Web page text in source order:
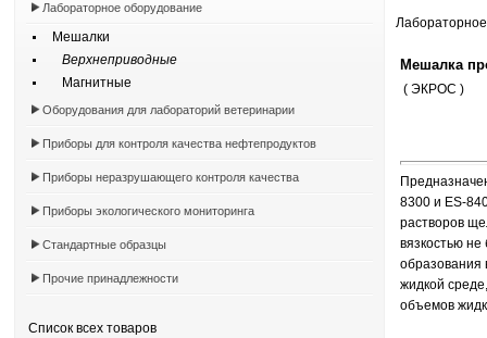
Лабораторное оборудование
Мешалки
Верхнеприводные
Магнитные
Оборудования для лабораторий ветеринарии
Приборы для контроля качества нефтепродуктов
Приборы неразрушающего контроля качества
Приборы экологического мониторинга
Стандартные образцы
Прочие принадлежности
Список всех товаров
Мешалка
( ЭКРОС )
8300 и ES-
растворов
вязкостью
образования
жидкой
объемов